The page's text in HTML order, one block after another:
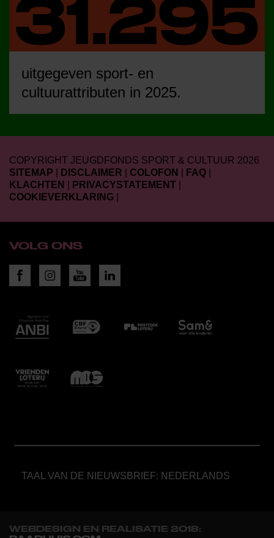
uitgegeven sport- en
cultuurattributen in 2025.
COPYRIGHT JEUGDFONDS SPORT & CULTUUR 2026
SITEMAP
DISCLAIMER COLOFON FAQ
KLACHTEN
PRIVACYSTATEMENT
COOKIEVERKLARING
VOLG ONS
TAAL VAN DE NIEUWSBRIEF: NEDERLANDS
WEBDESIGN EN REALISATIE 2018: